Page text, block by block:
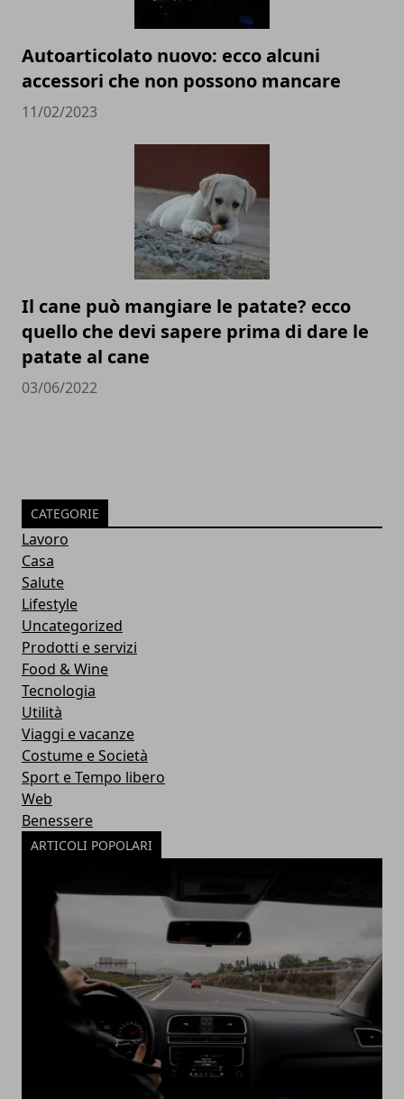
Autoarticolato nuovo: ecco alcuni
accessori che non possono mancare
11/02/2023
Il cane può mangiare le patate? ecco
quello che devi sapere prima di dare le
patate al cane
03/06/2022
CATEGORIE
Lavoro
Casa
Salute
Lifestyle
Uncategorized
Prodotti e servizi
Food & Wine
Tecnologia
Utilità
Viaggi e vacanze
Costume e Società
Sport e Tempo libero
Web
Benessere
ARTICOLI POPOLARI